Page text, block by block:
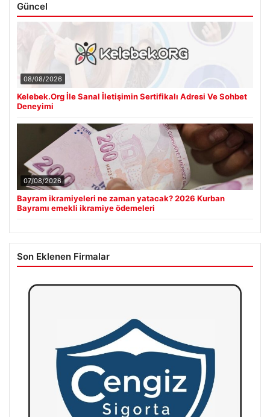
Güncel
08/08/2026
Kelebek.Org İle Sanal İletişimin Sertifikalı Adresi Ve Sohbet
Deneyimi
07/08/2026
Bayram ikramiyeleri ne zaman yatacak? 2026 Kurban
Bayramı emekli ikramiye ödemeleri
Son Eklenen Firmalar